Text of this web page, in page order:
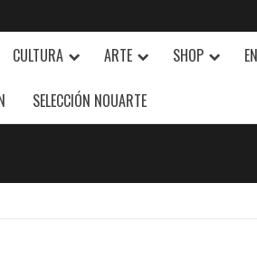
CULTURA ARTE SHOP
SELECCIÓN NOUARTE